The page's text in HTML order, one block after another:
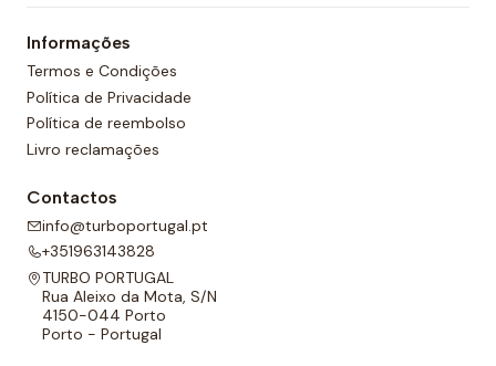
Informações
Termos e Condições
Política de Privacidade
Política de reembolso
Livro reclamações
Contactos
info@turboportugal.pt
+351963143828
TURBO PORTUGAL
Rua Aleixo da Mota, S/N
4150-044 Porto
Porto - Portugal